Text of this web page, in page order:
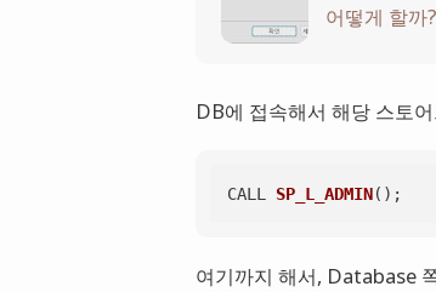
어떻게 할까?
DB에 접속해서 해당 스토
CALL SP_L_ADMIN()
여기까지 해서, Database